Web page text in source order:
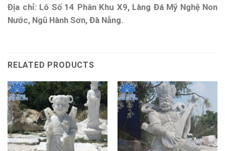
Địa chỉ: Lô Số 14 Phân Khu X9, Làng Đá Mỹ Nghệ Non
Nước, Ngũ Hành Sơn, Đà Nẵng.
RELATED PRODUCTS